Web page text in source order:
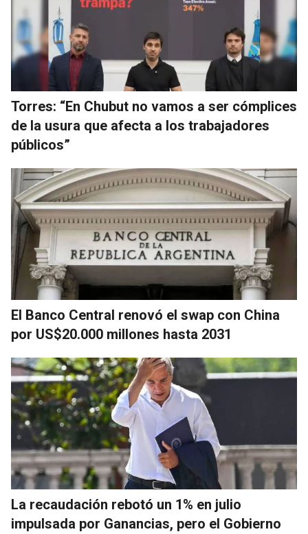
Torres: “En Chubut no vamos a ser cómplices
de la usura que afecta a los trabajadores
públicos”
El Banco Central renovó el swap con China
por US$20.000 millones hasta 2031
La recaudación rebotó un 1% en julio
impulsada por Ganancias, pero el Gobierno